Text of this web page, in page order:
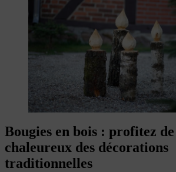
Bougies en bois : profitez
chaleureux des décorations
traditionnelles